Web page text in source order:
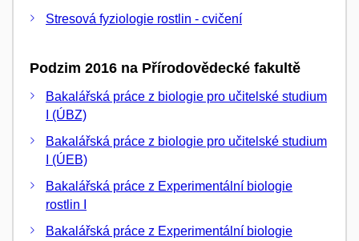
Stresová fyziologie rostlin - cvičení
Podzim 2016 na Přírodovědecké fakultě
Bakalářská práce z biologie pro učitelské studium
I (ÚBZ)
Bakalářská práce z biologie pro učitelské studium
I (ÚEB)
Bakalářská práce z Experimentální biologie
rostlin I
Bakalářská práce z Experimentální biologie